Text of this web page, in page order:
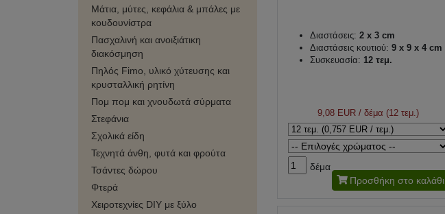
Μάτια, μύτες, κεφάλια & μπάλες με
κουδουνίστρα
Πασχαλινή και ανοιξιάτικη
διακόσμηση
Πηλός Fimo, υλικό χύτευσης και
κρυσταλλική ρητίνη
Πομ πομ και χνουδωτά σύρματα
Στεφάνια
Σχολικά είδη
Τεχνητά άνθη, φυτά και φρούτα
Τσάντες δώρου
Φτερά
Χειροτεχνίες DIY με ξύλο
Διαστάσεις: 2 x 3 cm
Διαστάσεις κουτιού: 9 x 9 x 4 cm
Συσκευασία: 12 τεμ.
9,08 EUR / δέμα (12 τεμ.)
δέμα
Προσθήκη στο καλάθι